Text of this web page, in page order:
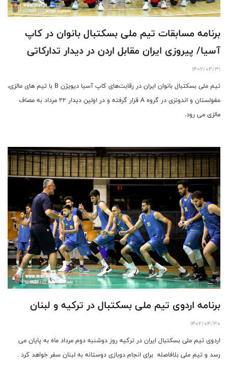
برنامه مسابقات تیم ملی بسکتبال بانوان در کاپ
آسیا/ پیروزی ایران مقابل اردن در دیدار تدارکاتی
1402/04/31
تیم ملی بسکتبال بانوان ایران در رقابت‌های کاپ آسیا دیویژن B با تیم های مالزی،
مغولستان و اندونزی در گروه A قرار گرفته و در اولین دیدار ۲۲ مرداد به مصاف
مالزی می رود.
برنامه اردوی تیم ملی بسکتبال در ترکیه و لبنان
1402/04/30
اردوی تیم ملی بسکتبال ایران در ترکیه روز دوشنبه دوم مرداد ماه به پایان می
رسد و تیم ملی بلافاصله برای انجام دوبازی دوستانه به لبنان سفر خواهد کرد .